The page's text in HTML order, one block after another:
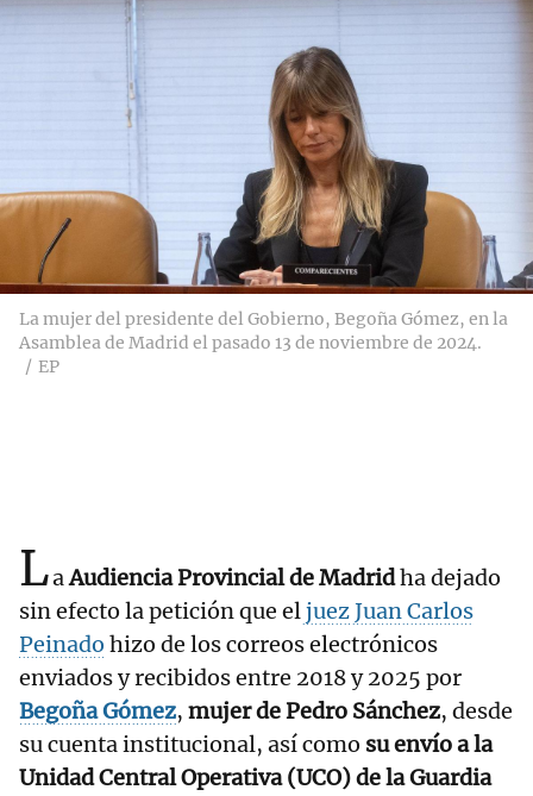
La mujer del presidente del Gobierno, Begoña Gómez, en la
Asamblea de Madrid el pasado 13 de noviembre de 2024.
EP
LaAudiencia Provincial de Madridha dejado
sin efecto la petición que eljuez Juan Carlos
Peinado hizo de los correos electrónicos
enviados y recibidos entre 2018 y 2025 por
Begoña Gómez, mujer de Pedro Sánchez, desde
su cuenta institucional, así como su envío a la
Unidad Central Operativa (UCO) de la Guardia